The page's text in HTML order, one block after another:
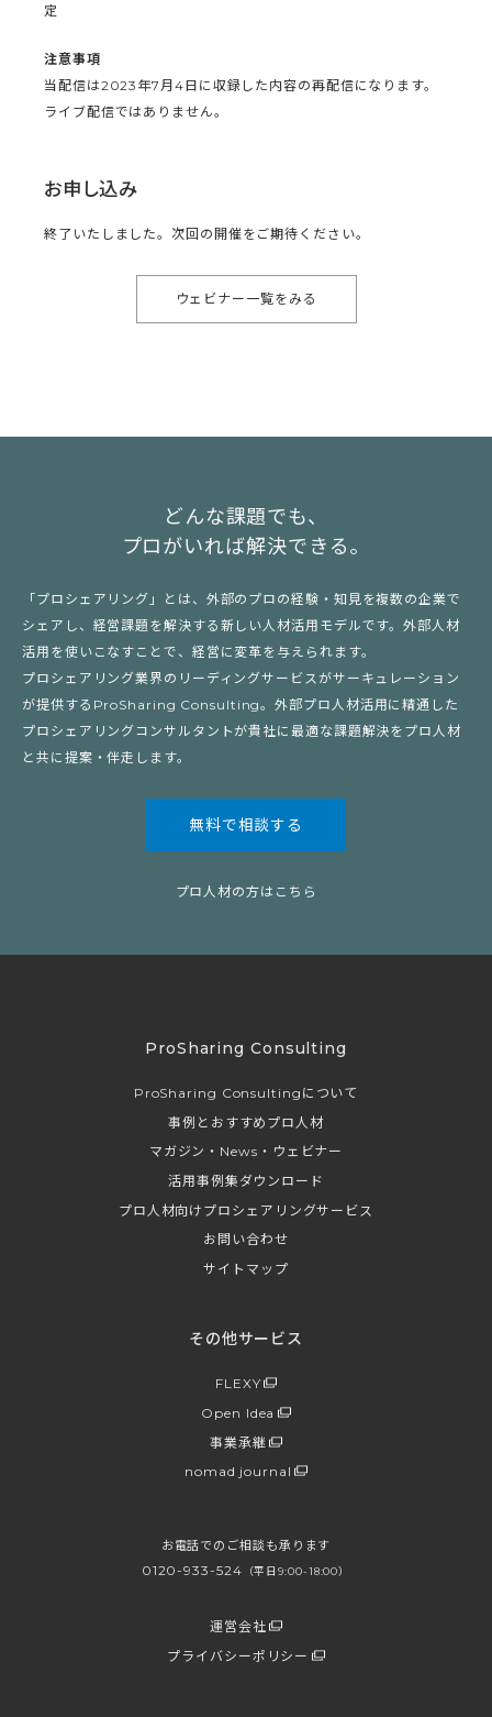
定
注意事項
当配信は2023年7月4日に収録した内容の再配信になります。
ライブ配信ではありません。
お申し込み
終了いたしました。次回の開催をご期待ください。
ウェビナー一覧をみる
どんな課題でも、
プロがいれば解決できる。
「プロシェアリング」とは、外部のプロの経験・知見を複数の企業で
シェアし、経営課題を解決する新しい人材活用モデルです。外部人材
活用を使いこなすことで、経営に変革を与えられます。
プロシェアリング業界のリーディングサービスがサーキュレーション
が提供するProSharing Consulting。外部プロ人材活用に精通した
プロシェアリングコンサルタントが貴社に最適な課題解決をプロ人材
と共に提案・伴走します。
無料で相談する
プロ人材の方はこちら
ProSharing Consulting
ProSharing Consultingについて
事例とおすすめプロ人材
マガジン・News・ウェビナー
活用事例集ダウンロード
プロ人材向けプロシェアリングサービス
お問い合わせ
サイトマップ
その他サービス
FLEXY
Open Idea
事業承継
nomad journal
お電話でのご相談も承ります
0120-933-524 （平日9:00-18:00）
運営会社
プライバシーポリシー